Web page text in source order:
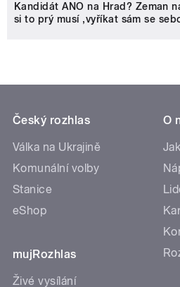
Kandidát ANO na Hrad? Zeman
si to prý musí ‚vyříkat sám se
Český rozhlas
Válka na Ukrajině
Komunální volby
Stanice
eShop
mujRozhlas
Živé vysílání
O